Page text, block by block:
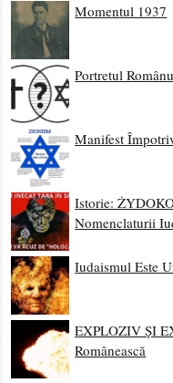
Momentul 1937
Portretul
Manifest
Istorie:
Nomenclaturii
Iudaismul Este
EXPLOZIV ȘI
Românească